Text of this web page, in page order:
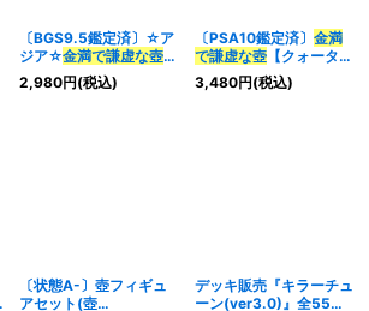
〔BGS9.5鑑定済〕☆ア
ジア☆金満で謙虚な壺
【プリズマティックシー
クレット】{アジア
2,980円(税込)
〔PSA10鑑定済〕 金満
で謙虚な壺【クォーター
センチュリーシークレッ
ト】{RC04-JP067}
3,480円(税込)
〔状態A-〕壺フィギュ
アセット(壺
デッキ販売『キラーチュ
ーン(ver3.0)』全55枚